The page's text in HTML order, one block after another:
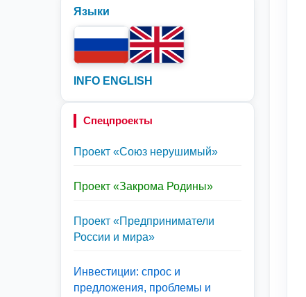
Языки
INFO ENGLISH
Спецпроекты
Проект «Союз нерушимый»
Проект «Закрома Родины»
Проект «Предприниматели
России и мира»
Инвестиции: спрос и
предложения, проблемы и